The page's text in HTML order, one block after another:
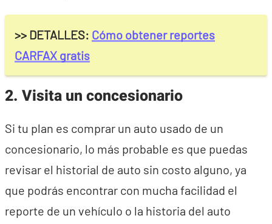
>> DETALLES: Cómo obtener reportes
CARFAX gratis
2. Visita un concesionario
Si tu plan es comprar un auto usado de un
concesionario, lo más probable es que puedas
revisar el historial de auto sin costo alguno, ya
que podrás encontrar con mucha facilidad el
reporte de un vehículo o la historia del auto